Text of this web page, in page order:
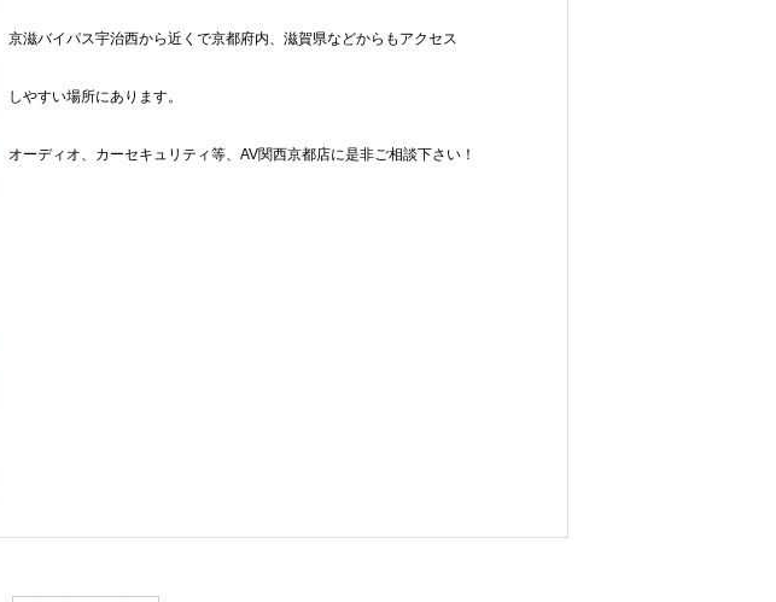
京滋バイパス宇治西から近くで京都府内、滋賀県などからもアクセス
しやすい場所にあります。
オーディオ、カーセキュリティ等、AV関西京都店に是非ご相談下さい！